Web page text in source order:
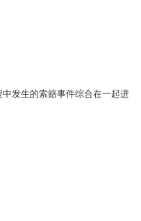
发生的索赔事件综合在一起进